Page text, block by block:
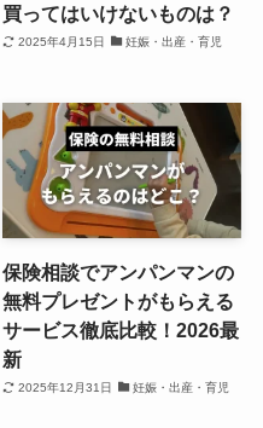
買ってはいけないものは？
2025年4月15日 妊娠・出産・育児
保険相談でアンパンマンの
無料プレゼントがもらえる
サービス徹底比較！2026最
新
2025年12月31日 妊娠・出産・育児